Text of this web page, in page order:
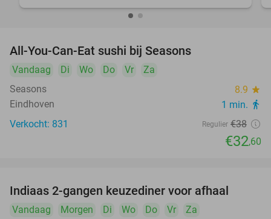
All-You-Can-Eat sushi bij Seasons
Vandaag Di Wo Do Vr
Za
Seasons
8.9 star
Eindhoven 1 min. directions_walk
Verkocht: 831 Regulier €38
€32,60
Indiaas 2-gangen keuzediner voor afhaal
Vandaag Morgen Di Wo Do Vr
Za